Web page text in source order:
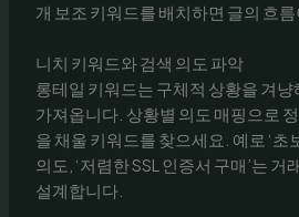
개 보조 키워드를 배치하면 글의 흐
니치 키워드와 검색 의도 파악
롱테일 키워드는 구체적 상황을 겨
가져옵니다. 상황별 의도 매핑으로
을 채울 키워드를 찾으세요. 예로 ‘초
의도, ‘저렴한 SSL 인증서 구매’는 거
설계합니다.